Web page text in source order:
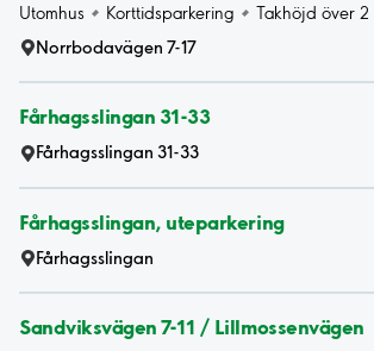
Utomhus Korttidsparkering
Takhöjd över 2
Norrbodavägen 7-17
Fårhagsslingan 31-33
Fårhagsslingan 31-33
Fårhagsslingan, uteparkering
Fårhagsslingan
Sandviksvägen 7-11 / Lillmossenvägen